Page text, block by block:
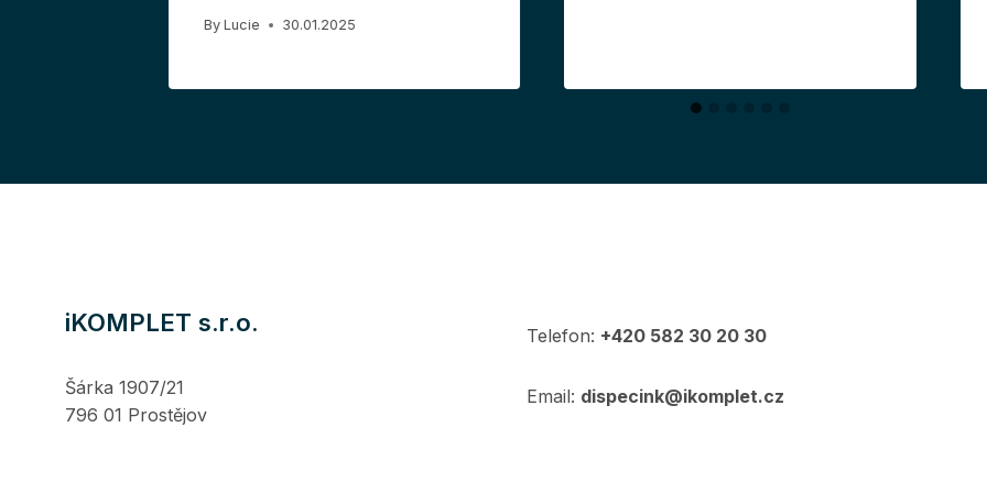
By Lucie 30.01.2025
iKOMPLET s.r.o.
Šárka 1907/21
796 01 Prostějov
Telefon: +420 582 30 20 30
Email: dispecink@ikomplet.cz